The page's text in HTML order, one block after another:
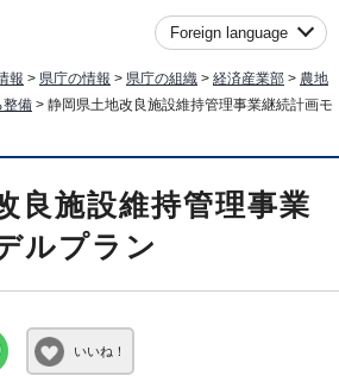
Foreign language
報 > 県庁の情報 > 県庁の組織 > 経済産業部 > 農地
整備 > 静岡県土地改良施設維持管理事業継続計画モ
良施設維持管理事業
ルプラン
いいね！